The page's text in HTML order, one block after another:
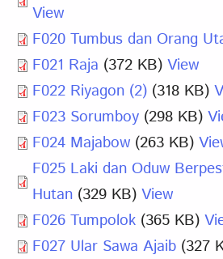
View
F020 Tumbus dan Orang
F021 Raja (372 KB) View
F022 Riyagon (2) (318 KB)
F023 Sorumboy (298 KB)
F024 Majabow (263 KB)
F025 Laki dan Oduw
Hutan (329 KB) View
F026 Tumpolok (365 KB)
F027 Ular Sawa Ajaib (327